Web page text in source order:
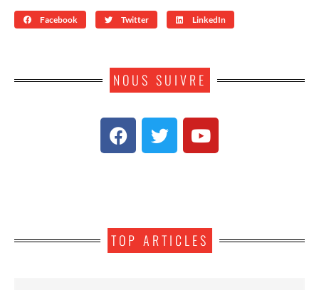
Facebook Twitter LinkedIn
NOUS SUIVRE
TOP ARTICLES